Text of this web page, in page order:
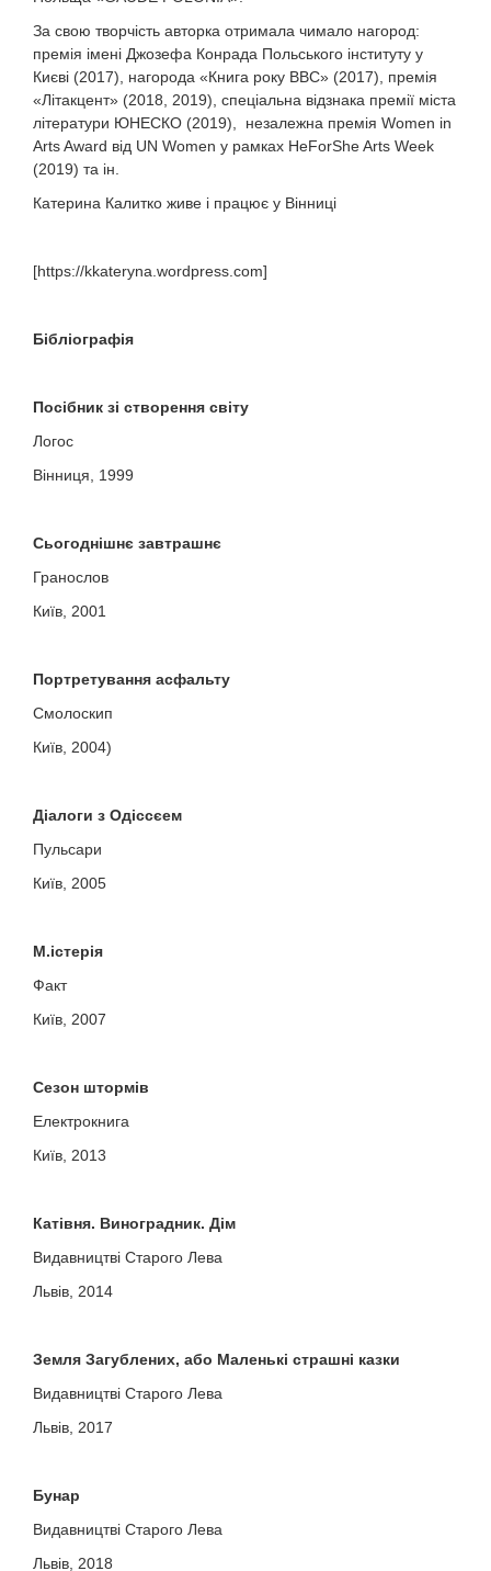
За свою творчість авторка отримала чимало нагород:
премія імені Джозефа Конрада Польського інституту у
Києві (2017), нагорода «Книга року ВВС» (2017), премія
«Літакцент» (2018, 2019), спеціальна відзнака премії міста
літератури ЮНЕСКО (2019), незалежна премія Women in
Arts Award від UN Women у рамках HeForShe Arts Week
(2019) та ін.
Катерина Калитко живе і працює у Вінниці
[https://kkateryna.wordpress.com]
Бібліографія
Посібник зі створення світу
Логос
Вінниця, 1999
Сьогоднішнє завтрашнє
Гранослов
Київ, 2001
Портретування асфальту
Смолоскип
Київ, 2004)
Діалоги з Одіссєем
Пульсари
Київ, 2005
М.істерія
Факт
Київ, 2007
Сезон штормів
Електрокнига
Київ, 2013
Катівня. Виноградник. Дім
Видавництві Старого Лева
Львів, 2014
Земля Загублених, або Маленькі страшні казки
Видавництві Старого Лева
Львів, 2017
Бунар
Видавництві Старого Лева
Львів, 2018